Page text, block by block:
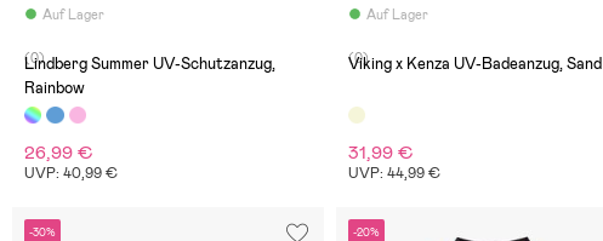
Auf Lager
(0)
Lindberg Summer UV-Schutzanzug,
Rainbow
26,99 €
UVP: 40,99 €
Auf Lager
(0)
Viking x Kenza UV-Badeanzug, Sand
31,99 €
UVP: 44,99 €
-30% -20%